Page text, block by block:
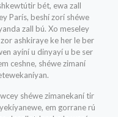
bét, ewa zall
París, beshí zorí shéwe
zall bú. Xo meseley
ashkiraye ke her le ber
ayíní u dinyayí u be ser
ceshne, shéwe zimaní
shéwe zimanekaní tir
em gorrane rú